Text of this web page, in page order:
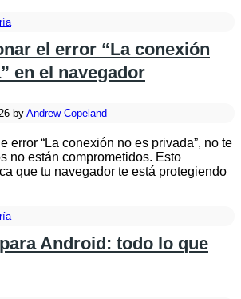
el error “La conexión
en el navegador
by Andrew Copeland
error “La conexión no es privada”, no te
no están comprometidos. Esto
que tu navegador te está protegiendo
Android: todo lo que